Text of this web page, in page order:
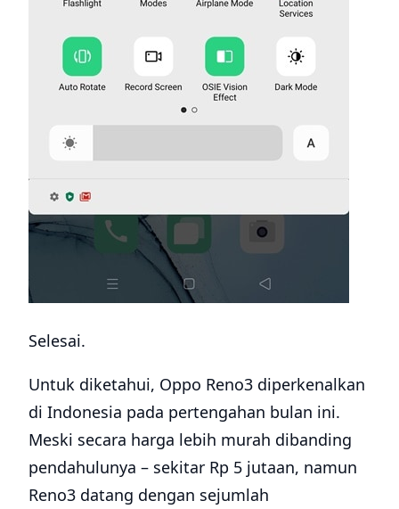
Selesai.
Untuk diketahui, Oppo Reno3 diperkenalkan
di Indonesia pada pertengahan bulan ini.
Meski secara harga lebih murah dibanding
pendahulunya – sekitar Rp 5 jutaan, namun
Reno3 datang dengan sejumlah